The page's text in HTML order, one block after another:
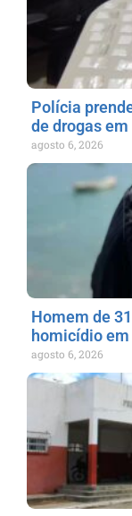
Polícia
de drogas
agosto 6, 2026
Homem de
homicídio
agosto 6, 2026